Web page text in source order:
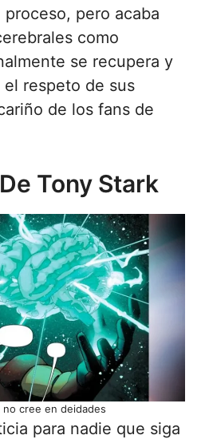
pero acaba
como
se recupera y
respeto de sus
de los fans de
Tony Stark
no cree en deidades
para nadie que siga